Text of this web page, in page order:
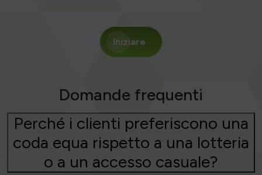
Iniziare
Domande frequenti
Perché i clienti preferiscono una
coda equa rispetto a una lotteria
o a un accesso casuale?